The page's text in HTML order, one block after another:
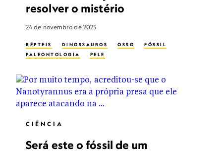
resolver o mistério
24 de novembro de 2025
RÉPTEIS DINOSSAUROS OSSO
FÓSSIL
PALEONTOLOGIA
PELE
CIÊNCIA
Será este o fóssil de um